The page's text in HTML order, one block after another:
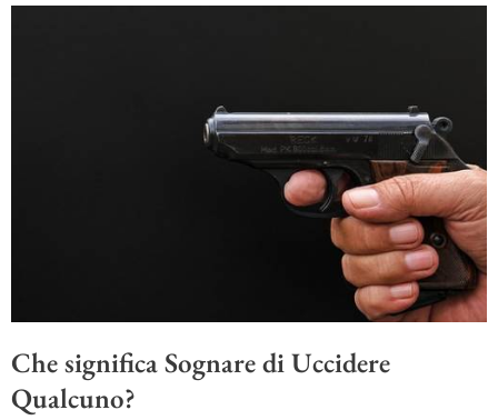
Che significa Sognare di Uccidere
Qualcuno?